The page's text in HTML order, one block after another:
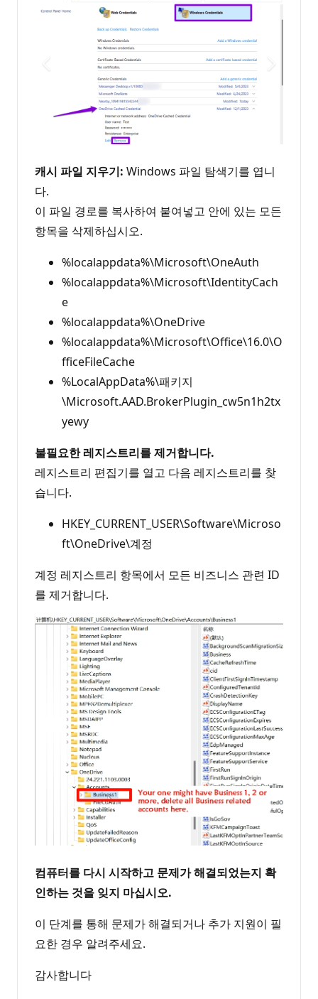
캐시 파일 지우기: Windows 파일 탐색기를 엽니
다.
이 파일 경로를 복사하여 붙여넣고 안에 있는 모든
항목을 삭제하십시오.
%localappdata%\Microsoft\OneAuth
%localappdata%\Microsoft\IdentityCach
e
%localappdata%\OneDrive
%localappdata%\Microsoft\Office\16.0\O
fficeFileCache
%LocalAppData%\패키지
\Microsoft.AAD.BrokerPlugin_cw5n1h2tx
yewy
불필요한 레지스트리를 제거합니다.
레지스트리 편집기를 열고 다음 레지스트리를 찾
습니다.
HKEY_CURRENT_USER\Software\Microso
ft\OneDrive\계정
계정 레지스트리 항목에서 모든 비즈니스 관련 ID
를 제거합니다.
컴퓨터를 다시 시작하고 문제가 해결되었는지 확
인하는 것을 잊지 마십시오.
이 단계를 통해 문제가 해결되거나 추가 지원이 필
요한 경우 알려주세요.
감사합니다